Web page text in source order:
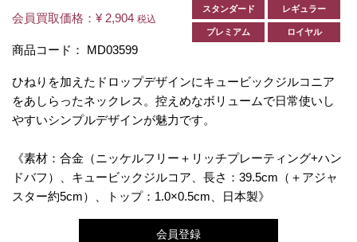
会員買取価格： ¥ 2,904 税込
商品コード： MD03599
スタンダード レギュラー
プレミアム ロイヤル
ひねりを加えたドロップデザインにキュービックジルコニア
をあしらったネックレス。控えめなボリュームで日常使いし
やすいシンプルデザインが魅力です。
《素材：合金（ニッケルフリー＋リッチプレーティング+ハン
ドバフ）、キュービックジルコア、長さ：39.5cm（＋アジャ
スター約5cm）、トップ：1.0×0.5cm、日本製》
会員登録